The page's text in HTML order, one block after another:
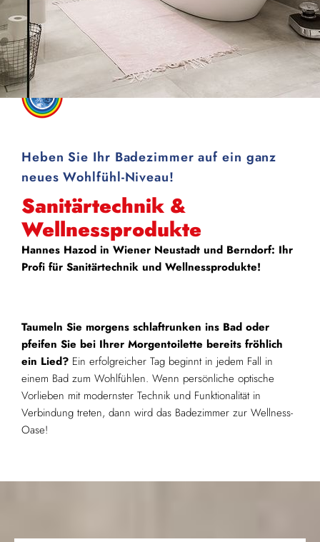
Heben Sie Ihr Badezimmer auf ein ganz
neues Wohlfühl-Niveau!
Sanitärtechnik &
Wellnessprodukte
Hannes Hazod in Wiener Neustadt und Berndorf: Ihr
Profi für Sanitärtechnik und Wellnessprodukte!
Taumeln Sie morgens schlaftrunken ins Bad oder
pfeifen Sie bei Ihrer Morgentoilette bereits fröhlich
ein Lied? Ein erfolgreicher Tag beginnt in jedem Fall in
einem Bad zum Wohlfühlen. Wenn persönliche optische
Vorlieben mit modernster Technik und Funktionalität in
Verbindung treten, dann wird das Badezimmer zur Wellness-
Oase!